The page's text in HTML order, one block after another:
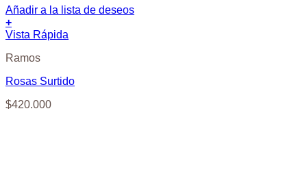
Añadir a la lista de deseos
+
Vista Rápida
Ramos
Rosas Surtido
$420.000